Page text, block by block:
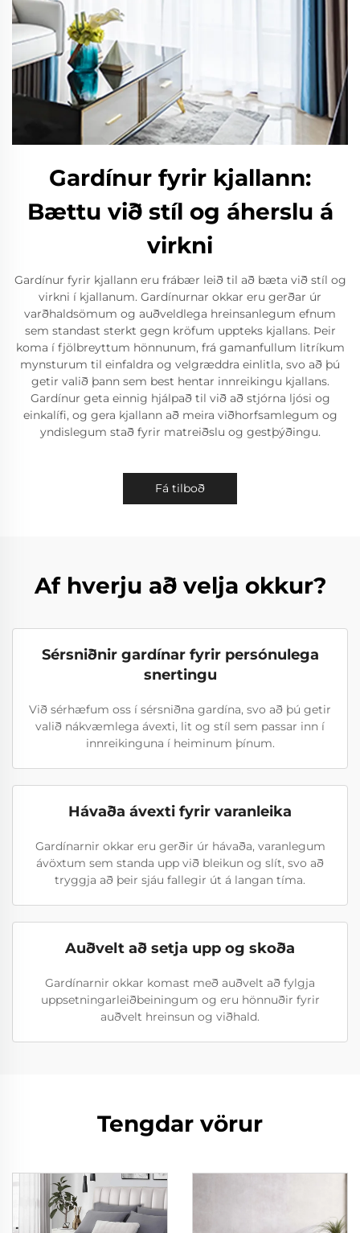
Gardínur fyrir kjallann:
Bættu við stíl og áherslu á
virkni
Gardínur fyrir kjallann eru frábær leið til að bæta við stíl og
virkni í kjallanum. Gardínurnar okkar eru gerðar úr
varðhaldsömum og auðveldlega hreinsanlegum efnum
sem standast sterkt gegn kröfum uppteks kjallans. Þeir
koma í fjölbreyttum hönnunum, frá gamanfullum litríkum
mynsturum til einfaldra og velgræddra einlitla, svo að þú
getir valið þann sem best hentar innreikingu kjallans.
Gardínur geta einnig hjálpað til við að stjórna ljósi og
einkalífi, og gera kjallann að meira viðhorfsamlegum og
yndislegum stað fyrir matreiðslu og gestþýðingu.
Fá tilboð
Af hverju að velja okkur?
Sérsniðnir gardínar fyrir persónulega
snertingu
Við sérhæfum oss í sérsniðna gardína, svo að þú getir
valið nákvæmlega ávexti, lit og stíl sem passar inn í
innreikinguna í heiminum þínum.
Hávaða ávexti fyrir varanleika
Gardínarnir okkar eru gerðir úr hávaða, varanlegum
ávöxtum sem standa upp við bleikun og slít, svo að
tryggja að þeir sjáu fallegir út á langan tíma.
Auðvelt að setja upp og skoða
Gardínarnir okkar komast með auðvelt að fylgja
uppsetningarleiðbeiningum og eru hönnuðir fyrir
auðvelt hreinsun og viðhald.
Tengdar vörur